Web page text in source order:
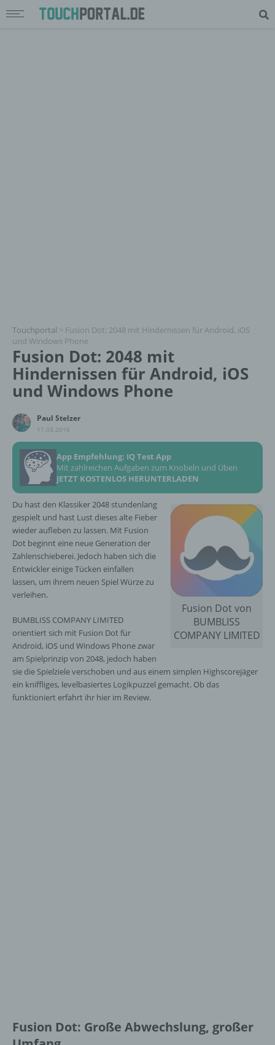
Touchportal > Fusion Dot: 2048 mit Hindernissen für Android, iOS
und Windows Phone
Fusion Dot: 2048 mit
Hindernissen für Android, iOS
und Windows Phone
Paul Stelzer
11.03.2016
App Empfehlung: IQ Test App
Mit zahlreichen Aufgaben zum Knobeln und Üben
JETZT KOSTENLOS HERUNTERLADEN
Fusion Dot von
BUMBLISS
COMPANY LIMITED
Du hast den Klassiker 2048 stundenlang
gespielt und hast Lust dieses alte Fieber
wieder aufleben zu lassen. Mit Fusion
Dot beginnt eine neue Generation der
Zahlenschieberei. Jedoch haben sich die
Entwickler einige Tücken einfallen
lassen, um ihrem neuen Spiel Würze zu
verleihen.
BUMBLISS COMPANY LIMITED
orientiert sich mit Fusion Dot für
Android, iOS und Windows Phone zwar
am Spielprinzip von 2048, jedoch haben
sie die Spielziele verschoben und aus einem simplen Highscorejäger
ein kniffliges, levelbasiertes Logikpuzzel gemacht. Ob das
funktioniert erfahrt ihr hier im Review.
Fusion Dot: Große Abwechslung, großer